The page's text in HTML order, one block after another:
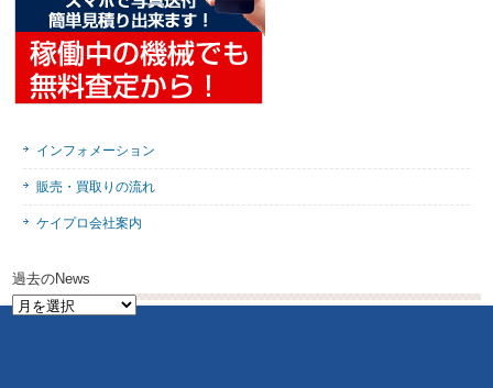
インフォメーション
販売・買取りの流れ
ケイプロ会社案内
過去のNews
過